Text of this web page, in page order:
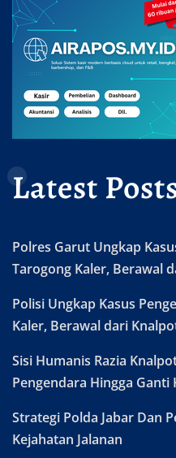
Latest
Polres Garut Ungkap
Tarogong Kaler, Berawal
Polisi Ungkap Kasus
Kaler, Berawal dari
Sisi Humanis Razia
Pengendara Hingga Ganti
Strategi Polda Jabar Dan
Kejahatan Jalanan